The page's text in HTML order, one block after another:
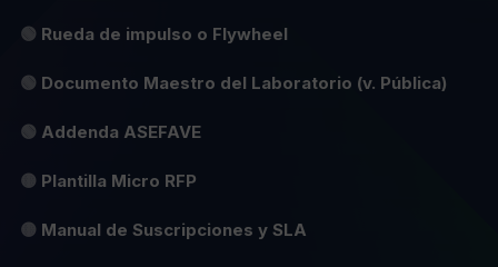
🟢 Rueda de impulso o Flywheel
🟢 Documento Maestro del Laboratorio (v. Pública)
🟢 Addenda ASEFAVE
🟡 Plantilla Micro RFP
🟡 Manual de Suscripciones y SLA